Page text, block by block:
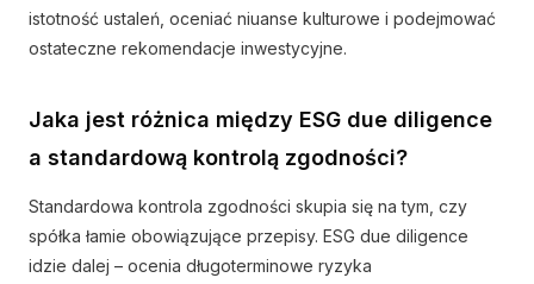
istotność ustaleń, oceniać niuanse kulturowe i podejmować
ostateczne rekomendacje inwestycyjne.
Jaka jest różnica między ESG due diligence
a standardową kontrolą zgodności?
Standardowa kontrola zgodności skupia się na tym, czy
spółka łamie obowiązujące przepisy. ESG due diligence
idzie dalej – ocenia długoterminowe ryzyka